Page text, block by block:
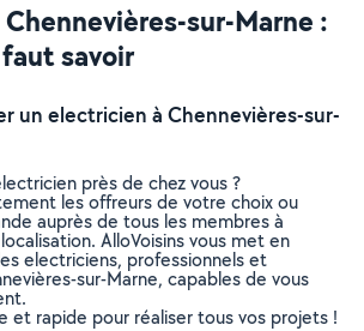
sur-Marne :
savoir
un electricien à Chennevières-sur-
près de chez vous ?
les offreurs de votre choix ou
auprès de tous les membres à
AlloVoisins vous met en
electriciens, professionnels et
sur-Marne, capables de vous
et rapide pour réaliser tous vos projets !